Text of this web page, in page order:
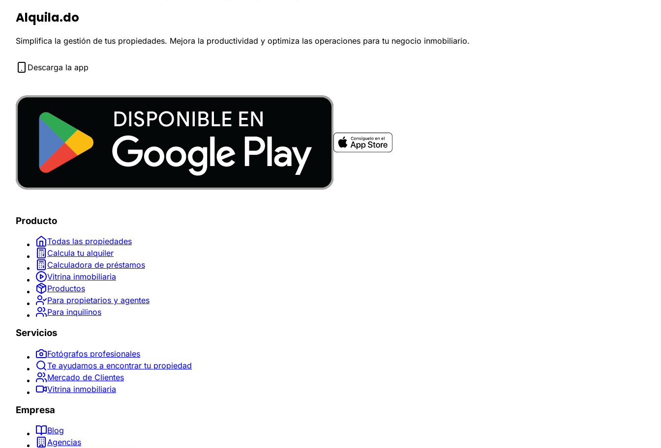
Alquila.do
Simplifica la gestión de tus propiedades. Mejora la productividad y optimiza las operaciones para tu negocio inmobiliario.
Descarga la app
Producto
Todas las propiedades
Calcula tu alquiler
Calculadora de préstamos
Vitrina inmobiliaria
Productos
Para propietarios y agentes
Para inquilinos
Servicios
Fotógrafos profesionales
Te ayudamos a encontrar tu propiedad
Mercado de Clientes
Vitrina inmobiliaria
Empresa
Blog
Agencias